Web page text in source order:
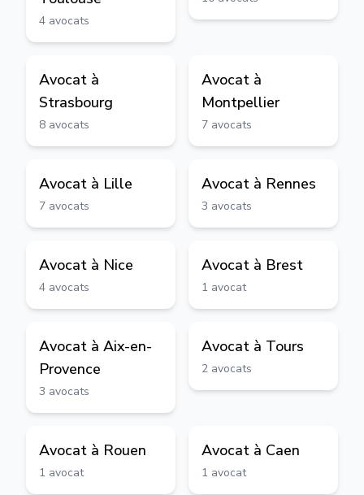
4 avocats
Avocat à
Strasbourg
8 avocats
Avocat à
Montpellier
7 avocats
Avocat à Lille
7 avocats
Avocat à Rennes
3 avocats
Avocat à Nice
4 avocats
Avocat à Brest
1 avocat
Avocat à Aix-en-
Provence
3 avocats
Avocat à Tours
2 avocats
Avocat à Rouen
1 avocat
Avocat à Caen
1 avocat